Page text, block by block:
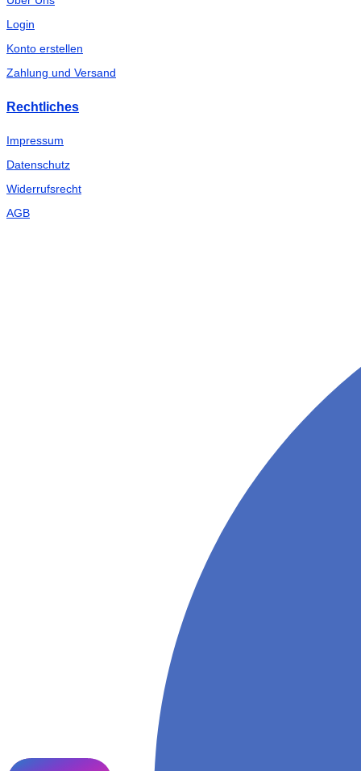
Login
Konto erstellen
Zahlung und Versand
Rechtliches
Impressum
Datenschutz
Widerrufsrecht
AGB